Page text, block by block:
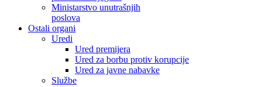
Ministarstvo unutrašnjih
poslova
Ostali organi
Uredi
Ured premijera
Ured za borbu protiv korupcije
Ured za javne nabavke
Službe